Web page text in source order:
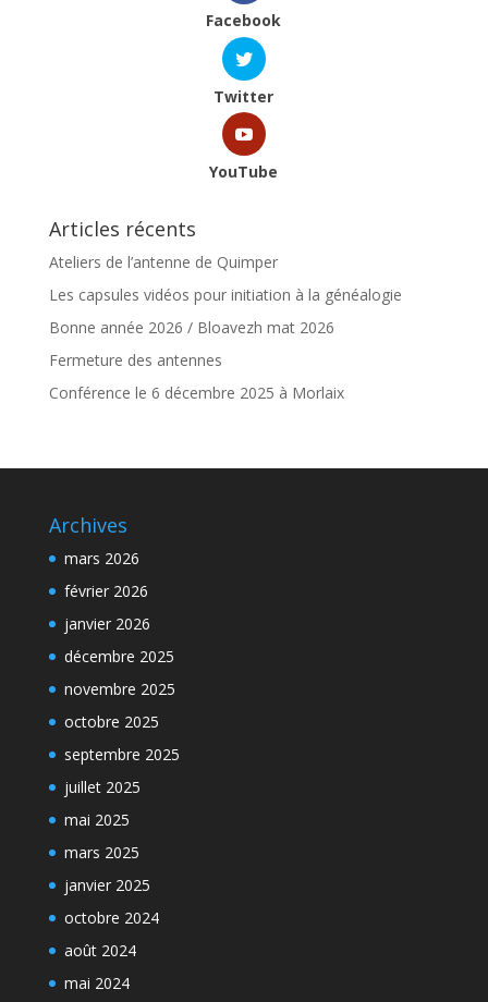
Facebook
Twitter
YouTube
Articles récents
Ateliers de l’antenne de Quimper
Les capsules vidéos pour initiation à la généalogie
Bonne année 2026 / Bloavezh mat 2026
Fermeture des antennes
Conférence le 6 décembre 2025 à Morlaix
Archives
mars 2026
février 2026
janvier 2026
décembre 2025
novembre 2025
octobre 2025
septembre 2025
juillet 2025
mai 2025
mars 2025
janvier 2025
octobre 2024
août 2024
mai 2024